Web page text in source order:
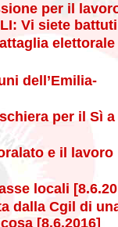
per il
Vi siete battuti
elettorale
dell’Emilia-
per il Sì a
e il lavoro
locali
dalla Cgil di